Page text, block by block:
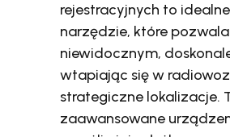
rejestracyjnych to idealne
narzędzie, które
niewidocznym,
wtapiając się w
strategiczne lokalizacje.
zaawansowane